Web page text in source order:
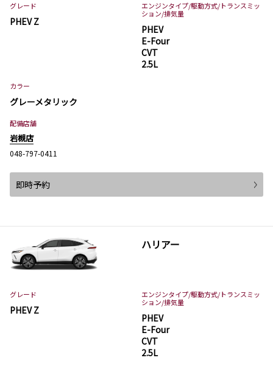
グレード
PHEV Z
エンジンタイプ/駆動方式/トランスミッ
ション/排気量
PHEV
E-Four
CVT
2.5L
カラー
グレーメタリック
配備店舗
岩槻店
048-797-0411
即時予約
ハリアー
グレード
PHEV Z
エンジンタイプ/駆動方式/トランスミッ
ション/排気量
PHEV
E-Four
CVT
2.5L